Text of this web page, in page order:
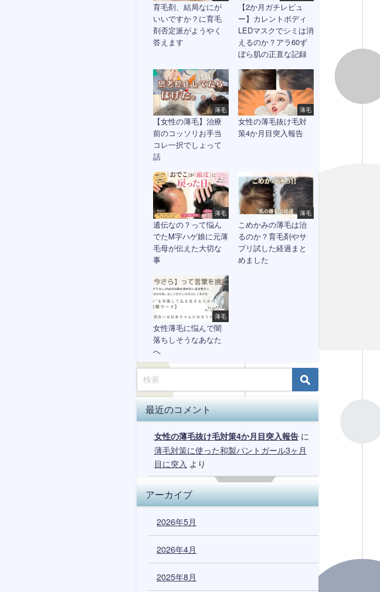
育毛剤、結局なにが
いいですか？に育毛
剤否定派がようやく
答えます
【2か月ガチレビュ
ー】カレントボディ
LEDマスクでシミは消
えるのか？アラ60ず
ぼら肌の正直な記録
薄毛
【女性の薄毛】治療
前のコッソリお手当
コレ一択でしょって
話
薄毛
女性の薄毛抜け毛対
策4か月目突入報告
薄毛
遺伝なの？って悩ん
でたM字ハゲ娘に元薄
毛母が伝えた大切な
事
薄毛
こめかみの薄毛は治
るのか？育毛剤やサ
プリ試した経過まと
めました
薄毛
女性薄毛に悩んで闇
落ちしそうなあなた
へ
最近のコメント
女性の薄毛抜け毛対策4か月目突入報告に
薄毛対策に使った和製パントガール3ヶ月
目に突入 より
アーカイブ
2026年5月
2026年4月
2025年8月